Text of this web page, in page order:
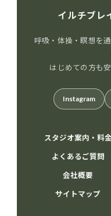
イルチブレ
呼吸・体操・瞑想を
はじめての方も
Instagram
スタジオ案内・料金
よくあるご質問
会社概要
サイトマップ